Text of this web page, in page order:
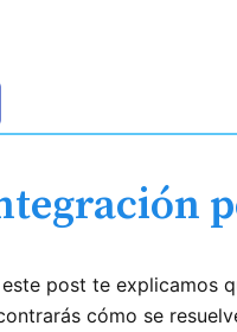
este post te explicamos
cómo se